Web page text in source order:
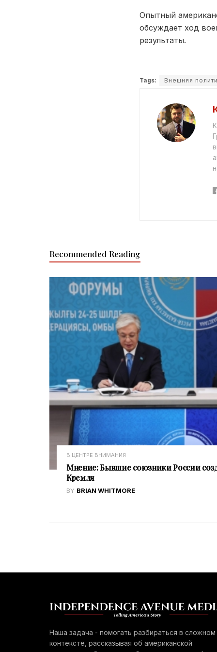
Опытный
обсуждает ход
результаты.
Tags: Внешняя
Recommended Reading
В ЦЕНТРЕ ВНИМАНИЯ
Мнение: Бывшие союзники России
Кремля
BY BRIAN WHITMORE
Наша задача - помогать разбираться в сложном
контексте, рассказывая об американской